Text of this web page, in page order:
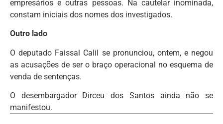
empresários e outras pessoas. Na cautelar inominada,
constam iniciais dos nomes dos investigados.
Outro lado
O deputado Faissal Calil se pronunciou, ontem, e negou
as acusações de ser o braço operacional no esquema de
venda de sentenças.
O desembargador Dirceu dos Santos ainda não se
manifestou.